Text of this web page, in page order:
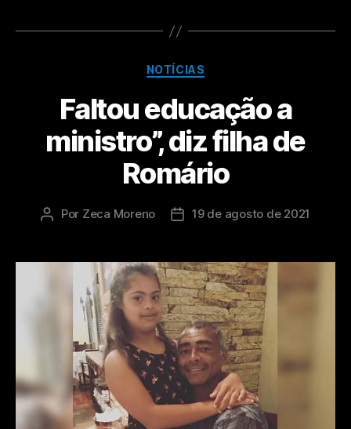
NOTÍCIAS
Faltou educação a
ministro”, diz filha de
Romário
Por Zeca Moreno 19 de agosto de 2021